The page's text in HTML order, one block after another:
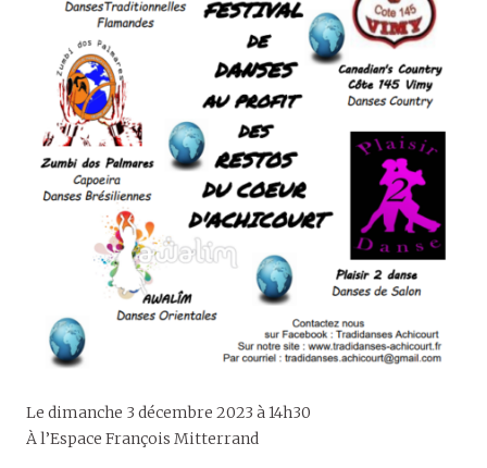
Le dimanche 3 décembre 2023 à 14h30
À l’Espace François Mitterrand